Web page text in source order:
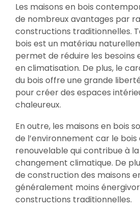
Les maisons en bois
de nombreux avantages par
constructions traditionnelles.
bois est un matériau
permet de réduire les besoins
en climatisation. De plus, le
du bois offre une grande
pour créer des espaces
chaleureux.
En outre, les maisons en bois
de l’environnement car le
renouvelable qui contribue à
changement climatique. De
de construction des maisons
généralement moins
constructions traditionnelles.